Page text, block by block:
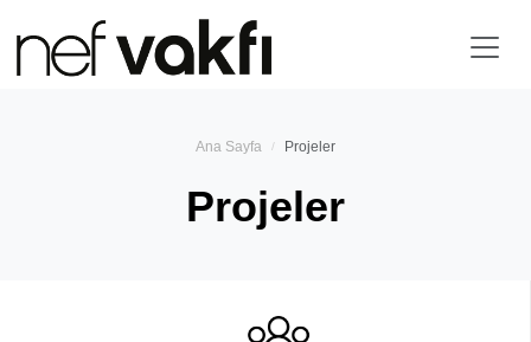
Ana Sayfa Projeler
Projeler